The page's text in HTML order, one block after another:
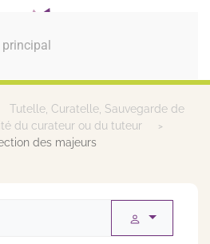
principal
Tutelle, Curatelle, Sauvegarde de
du curateur ou du tuteur
des majeurs